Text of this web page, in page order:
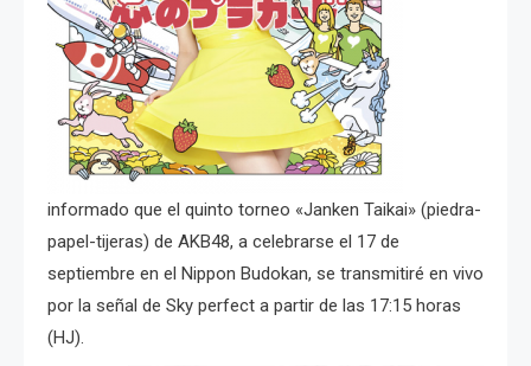
informado que el quinto torneo «Janken Taikai» (piedra-
papel-tijeras) de AKB48, a celebrarse el 17 de
septiembre en el Nippon Budokan, se transmitiré en vivo
por la señal de Sky perfect a partir de las 17:15 horas
(HJ).